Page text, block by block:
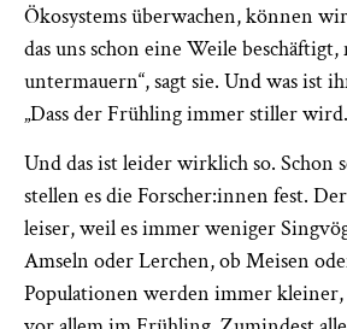
Ökosystems überwachen, können
das uns schon eine Weile
untermauern“, sagt sie. Und was ist
„Dass der Frühling immer stiller
Und das ist leider wirklich so. Schon
stellen es die Forscher:innen fest.
leiser, weil es immer weniger
Amseln oder Lerchen, ob Meisen
Populationen werden immer kleiner,